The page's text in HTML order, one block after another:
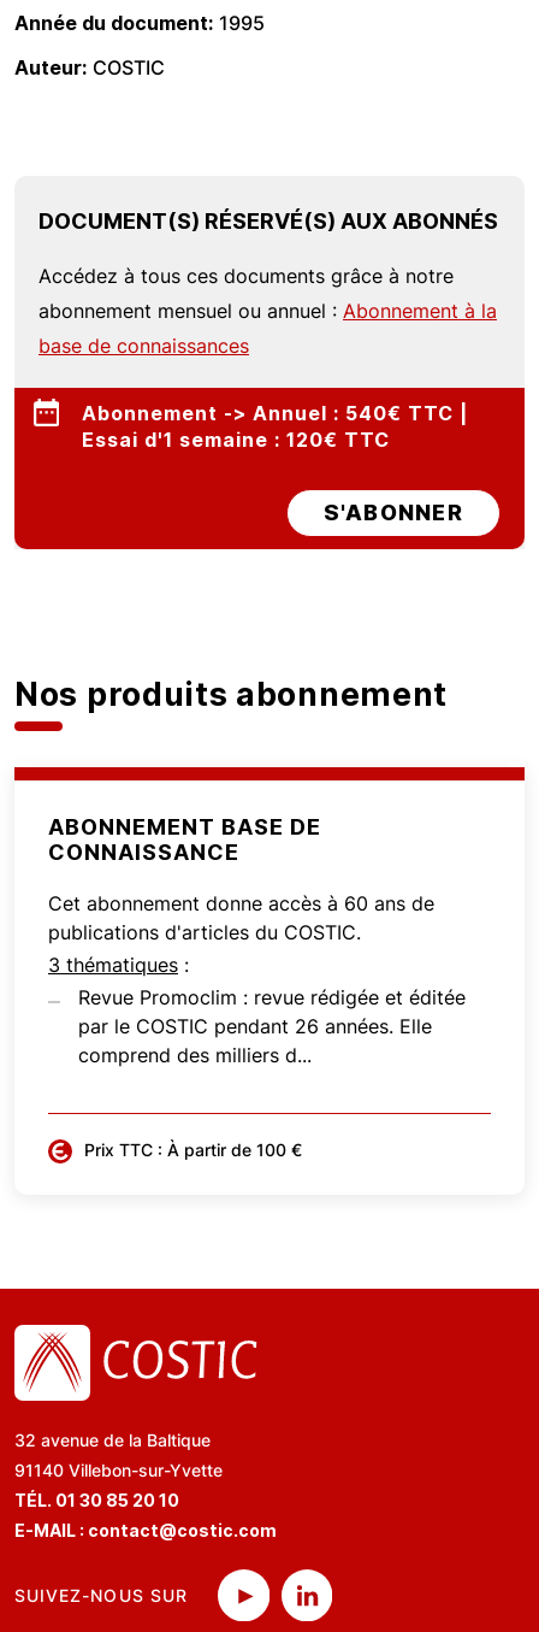
Année du document 1995
Auteur COSTIC
DOCUMENT(S) RÉSERVÉ(S) AUX ABONNÉS
Accédez à tous ces documents grâce à notre
abonnement mensuel ou annuel : Abonnement à la
base de connaissances
Abonnement -> Annuel : 540€ TTC |
Essai d'1 semaine : 120€ TTC
S'ABONNER
Nos produits abonnement
ABONNEMENT BASE DE
CONNAISSANCE
Cet abonnement donne accès à 60 ans de
publications d'articles du COSTIC.
3 thématiques :
Revue Promoclim : revue rédigée et éditée
par le COSTIC pendant 26 années. Elle
comprend des milliers d...
Prix TTC : À partir de 100 €
32 avenue de la Baltique
91140 Villebon-sur-Yvette
TÉL. 01 30 85 20 10
E-MAIL : contact@costic.com
SUIVEZ-NOUS SUR